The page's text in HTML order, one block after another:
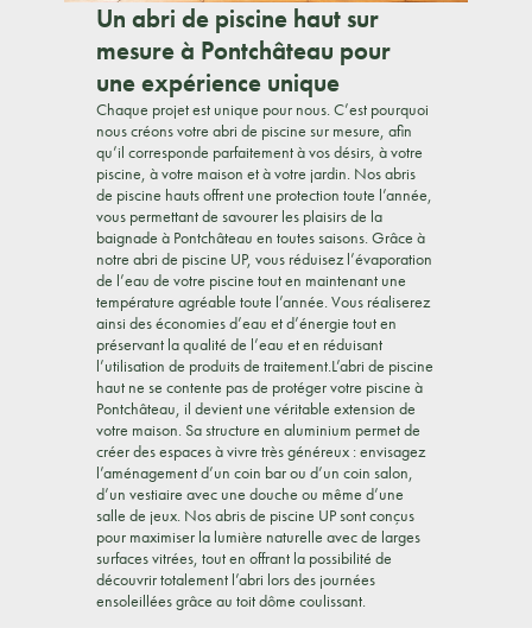
Un abri de piscine haut sur
mesure à Pontchâteau pour
une expérience unique
Chaque projet est unique pour nous. C’est pourquoi
nous créons votre abri de piscine sur mesure, afin
qu’il corresponde parfaitement à vos désirs, à votre
piscine, à votre maison et à votre jardin. Nos abris
de piscine hauts offrent une protection toute l’année,
vous permettant de savourer les plaisirs de la
baignade à Pontchâteau en toutes saisons. Grâce à
notre abri de piscine UP, vous réduisez l’évaporation
de l’eau de votre piscine tout en maintenant une
température agréable toute l’année. Vous réaliserez
ainsi des économies d’eau et d’énergie tout en
préservant la qualité de l’eau et en réduisant
l’utilisation de produits de traitement.L’abri de piscine
haut ne se contente pas de protéger votre piscine à
Pontchâteau, il devient une véritable extension de
votre maison. Sa structure en aluminium permet de
créer des espaces à vivre très généreux : envisagez
l’aménagement d’un coin bar ou d’un coin salon,
d’un vestiaire avec une douche ou même d’une
salle de jeux. Nos abris de piscine UP sont conçus
pour maximiser la lumière naturelle avec de larges
surfaces vitrées, tout en offrant la possibilité de
découvrir totalement l’abri lors des journées
ensoleillées grâce au toit dôme coulissant.